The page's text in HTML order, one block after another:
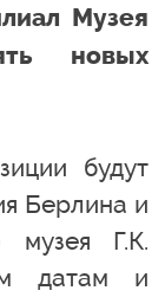
Музея
новых
будут
Берлина и
музея Г.К.
датам и